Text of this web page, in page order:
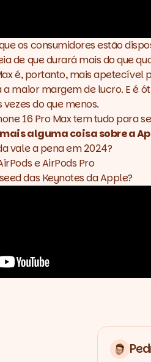
os consumidores estão
de que durará mais do que
é, portanto, mais
a maior margem de lucro. E é
do que menos.
16 Pro Max tem tudo
alguma coisa sobre a
vale a pena em 2024?
e AirPods Pro
das Keynotes da Apple?